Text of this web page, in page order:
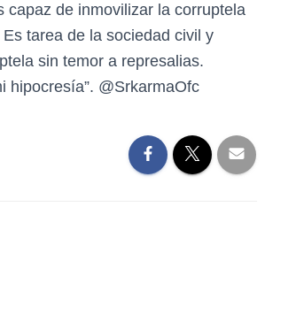
capaz de inmovilizar la corruptela
tarea de la sociedad civil y
sin temor a represalias.
hipocresía”. @SrkarmaOfc